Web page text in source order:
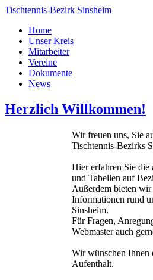
Tischtennis-Bezirk Sinsheim
Home
Unser Kreis
Mitarbeiter
Vereine
Dokumente
News
Herzlich Willkommen!
Wir freuen uns, Sie
Tischtennis-Bezirks
Hier erfahren Sie die
und Tabellen auf
Außerdem bieten
Informationen rund
Sinsheim.
Für Fragen,
Webmaster auch
Wir wünschen Ihnen
Aufenthalt.